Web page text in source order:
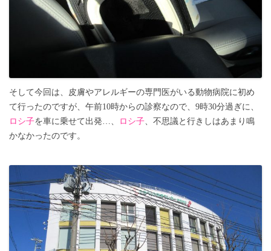
そして今回は、皮膚やアレルギーの専門医がいる動物病院に初め
て行ったのですが、午前10時からの診察なので、9時30分過ぎに、
ロシ子を車に乗せて出発…、 ロシ子 、不思議と行きしはあまり鳴
かなかったのです。